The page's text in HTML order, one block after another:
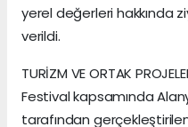
yerel değerleri hakkında
verildi.
TURİZM VE ORTAK
Festival kapsamında
tarafından